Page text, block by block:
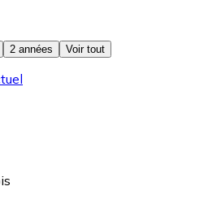
2 années Voir tout